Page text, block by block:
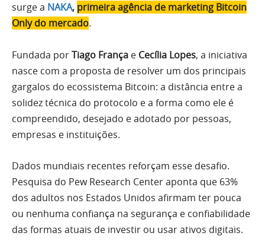
surge a NAKA, primeira agência de marketing Bitcoin
Only do mercado.
Fundada porTiago França e Cecília Lopes, a iniciativa
nasce com a proposta de resolver um dos principais
gargalos do ecossistema Bitcoin: a distância entre a
solidez técnica do protocolo e a forma como ele é
compreendido, desejado e adotado por pessoas,
empresas e instituições.
Dados mundiais recentes reforçam esse desafio.
Pesquisa do Pew Research Center aponta que 63%
dos adultos nos Estados Unidos afirmam ter pouca
ou nenhuma confiança na segurança e confiabilidade
das formas atuais de investir ou usar ativos digitais.